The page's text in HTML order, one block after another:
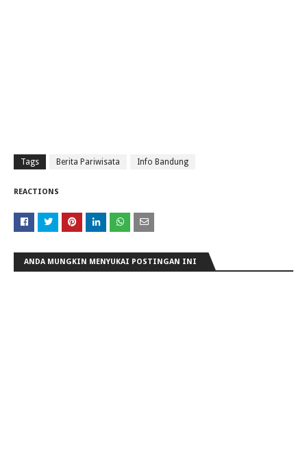
Tags Berita Pariwisata Info Bandung
REACTIONS
ANDA MUNGKIN MENYUKAI POSTINGAN INI